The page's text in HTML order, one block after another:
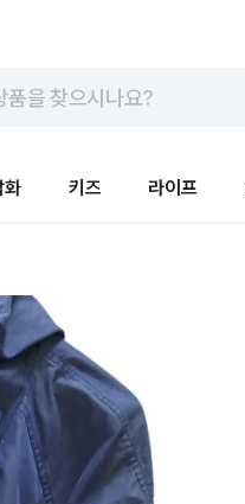
품을 찾으시나요?
화 키즈 라이프